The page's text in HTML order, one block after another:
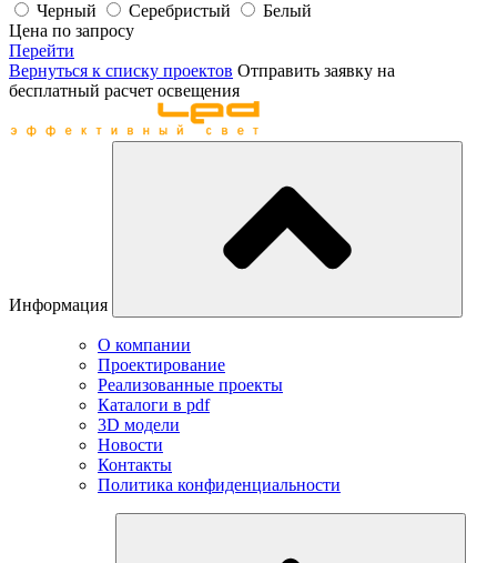
Черный
Серебристый
Белый
Цена по запросу
Перейти
Вернуться к списку проектов Отправить заявку на
бесплатный расчет освещения
Информация
О компании
Проектирование
Реализованные проекты
Каталоги в pdf
3D модели
Новости
Контакты
Политика конфиденциальности